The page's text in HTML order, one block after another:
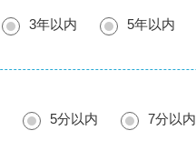
3年以内 5年以内
5分以内 7分以内